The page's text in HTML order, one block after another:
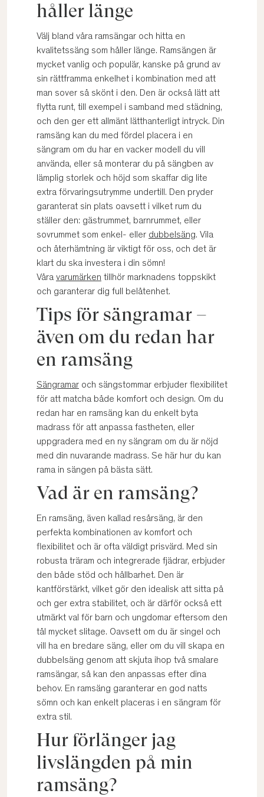
håller länge
Välj bland våra ramsängar och hitta en
kvalitetssäng som håller länge. Ramsängen är
mycket vanlig och populär, kanske på grund av
sin rättframma enkelhet i kombination med att
man sover så skönt i den. Den är också lätt att
flytta runt, till exempel i samband med städning,
och den ger ett allmänt lätthanterligt intryck. Din
ramsäng kan du med fördel placera i en
sängram om du har en vacker modell du vill
använda, eller så monterar du på sängben av
lämplig storlek och höjd som skaffar dig lite
extra förvaringsutrymme undertill. Den pryder
garanterat sin plats oavsett i vilket rum du
ställer den: gästrummet, barnrummet, eller
sovrummet som enkel- eller dubbelsäng. Vila
och återhämtning är viktigt för oss, och det är
klart du ska investera i din sömn!
Våra varumärken tillhör marknadens toppskikt
och garanterar dig full belåtenhet.
Tips för sängramar –
även om du redan har
en ramsäng
Sängramar och sängstommar erbjuder flexibilitet
för att matcha både komfort och design. Om du
redan har en ramsäng kan du enkelt byta
madrass för att anpassa fastheten, eller
uppgradera med en ny sängram om du är nöjd
med din nuvarande madrass. Se här hur du kan
rama in sängen på bästa sätt.
Vad är en ramsäng?​
En ramsäng, även kallad resårsäng, är den
perfekta kombinationen av komfort och
flexibilitet och är ofta väldigt prisvärd. Med sin
robusta träram och integrerade fjädrar, erbjuder
den både stöd och hållbarhet. Den är
kantförstärkt, vilket gör den idealisk att sitta på
och ger extra stabilitet, och är därför också ett
utmärkt val för barn och ungdomar eftersom den
tål mycket slitage. Oavsett om du är singel och
vill ha en bredare säng, eller om du vill skapa en
dubbelsäng genom att skjuta ihop två smalare
ramsängar, så kan den anpassas efter dina
behov. En ramsäng garanterar en god natts
sömn och kan enkelt placeras i en sängram för
extra stil.
Hur förlänger jag
livslängden på min
ramsäng?